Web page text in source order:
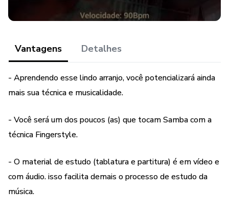
Vantagens Detalhes
- Aprendendo esse lindo arranjo, você potencializará ainda
mais sua técnica e musicalidade.
- Você será um dos poucos (as) que tocam Samba com a
técnica Fingerstyle.
- O material de estudo (tablatura e partitura) é em vídeo e
com áudio. isso facilita demais o processo de estudo da
música.